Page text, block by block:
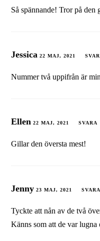
Så spännande! Tror på
Jessica 22 MAJ, 2021
Nummer två uppifrån är
Ellen 22 MAJ, 2021 SVARA
Gillar den översta mest!
Jenny 23 MAJ, 2021 SVARA
Tyckte att nån av de två
Känns som att de var